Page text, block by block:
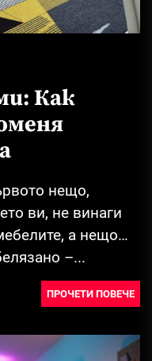
Как
нещо,
ви, не винаги
а нещо,
–...
ПРОЧЕТИ ПОВЕЧЕ